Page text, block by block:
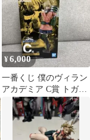
¥6,000
一番くじ 僕のヴィラン
アカデミア C賞 トガヒ
ミコ フィギュア